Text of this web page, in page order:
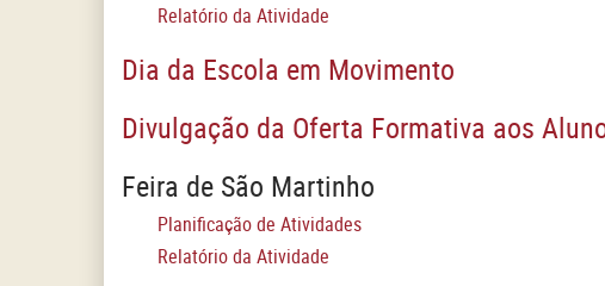
Relatório da Atividade
Dia da Escola em Movimento
Divulgação da Oferta Formativa aos
Feira de São Martinho
Planificação de Atividades
Relatório da Atividade